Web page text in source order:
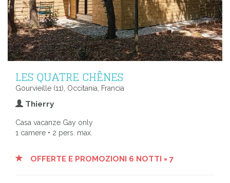
LES QUATRE CHÊNES
Gourvieille (11), Occitania, Francia
Thierry
Casa vacanze Gay only
1 camere • 2 pers. max.
OFFERTE E PROMOZIONI 6 NOTTI = 7